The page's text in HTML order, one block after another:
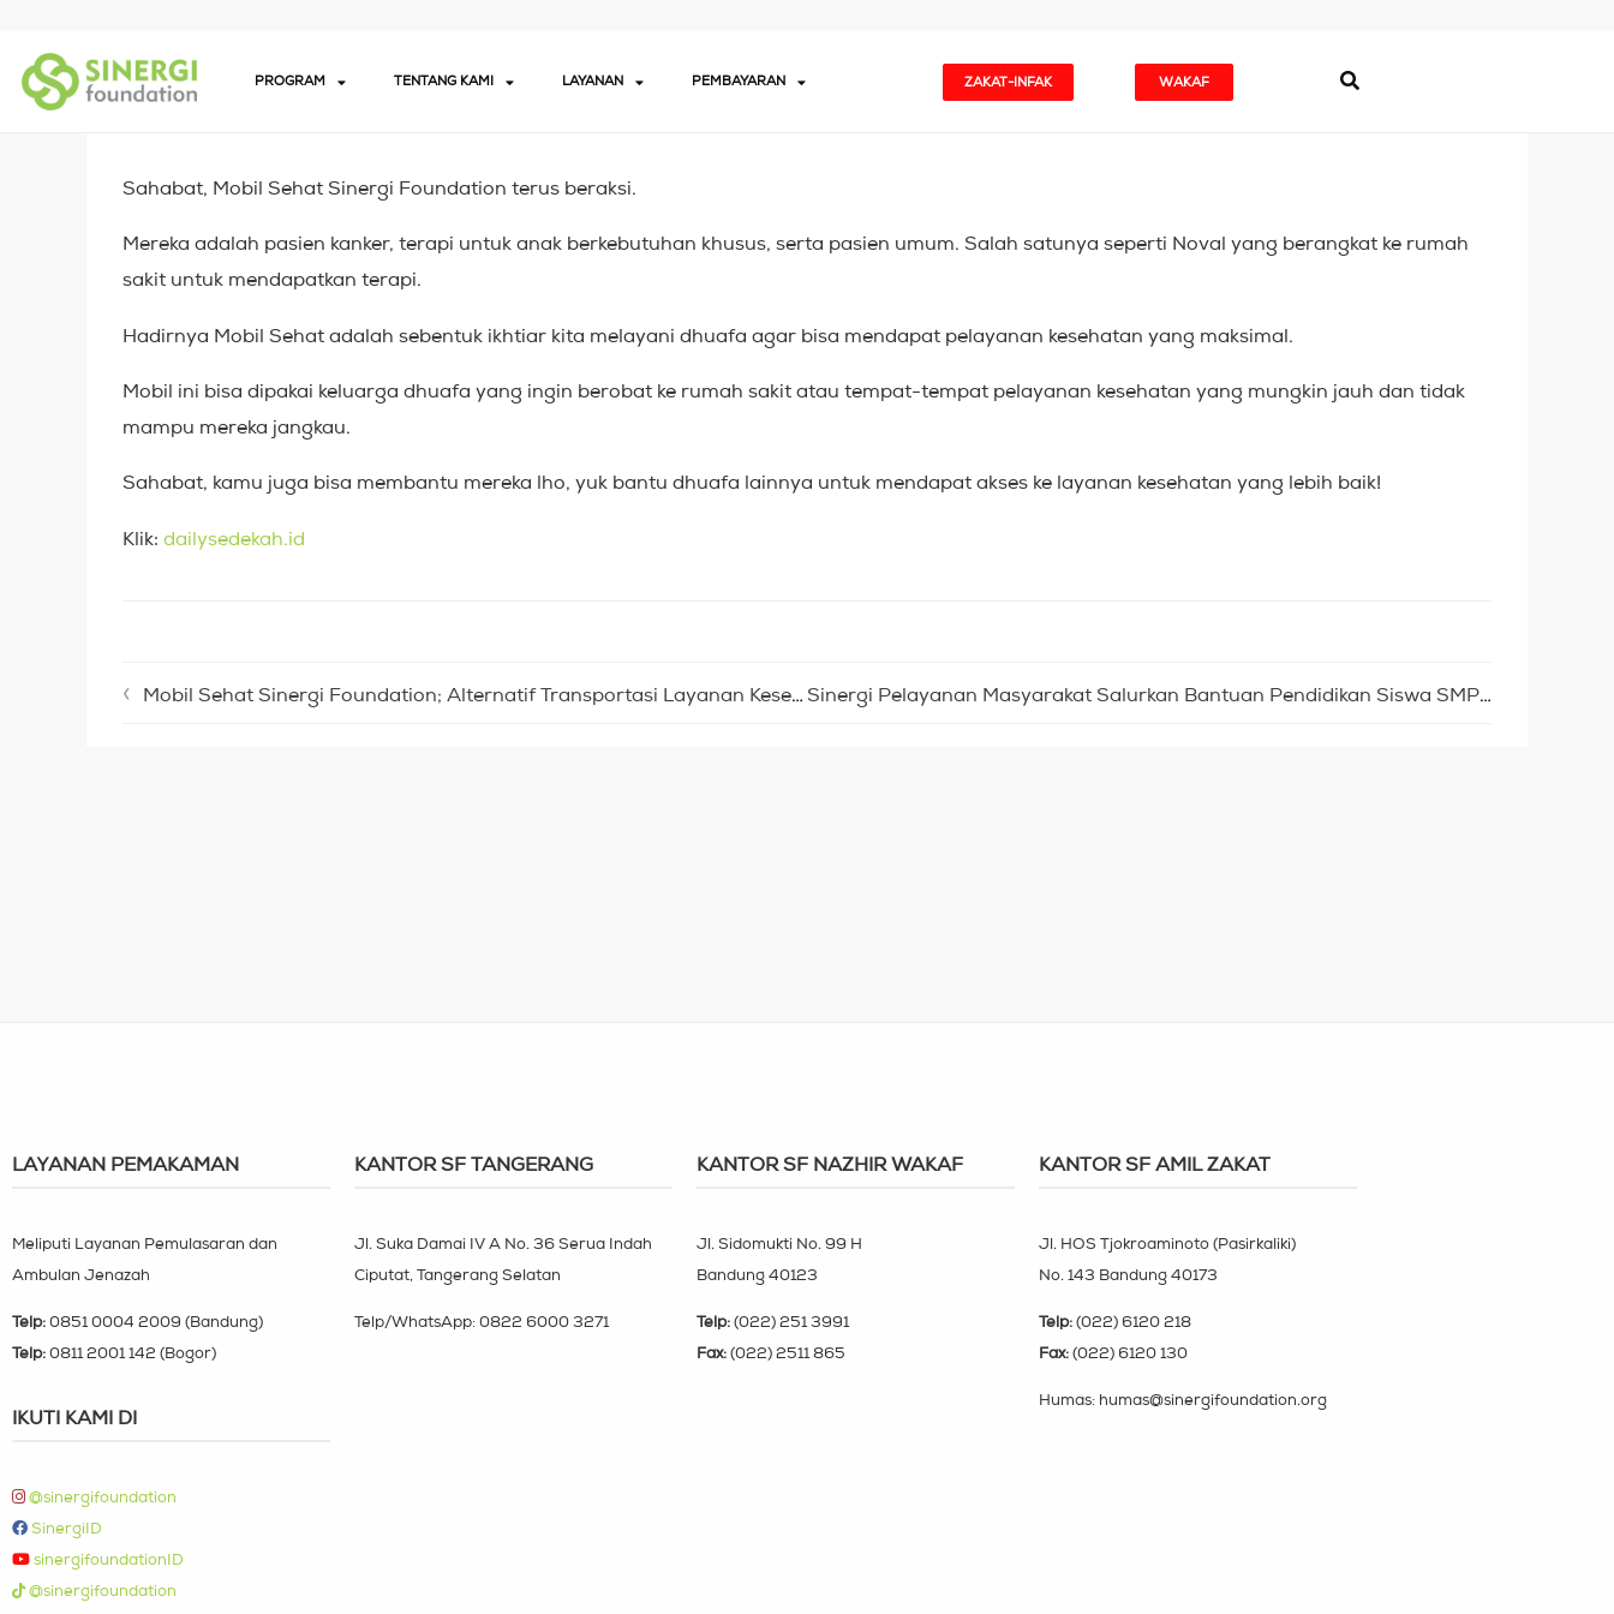
PROGRAM TENTANG KAMI LAYANAN PEMBAYARAN ZAKAT-INFAK WAKAF
Sahabat, Mobil Sehat Sinergi Foundation terus beraksi.
Mereka adalah pasien kanker, terapi untuk anak berkebutuhan khusus, serta pasien umum. Salah satunya seperti Noval yang berangkat ke rumah
sakit untuk mendapatkan terapi.
Hadirnya Mobil Sehat adalah sebentuk ikhtiar kita melayani dhuafa agar bisa mendapat pelayanan kesehatan yang maksimal.
Mobil ini bisa dipakai keluarga dhuafa yang ingin berobat ke rumah sakit atau tempat-tempat pelayanan kesehatan yang mungkin jauh dan tidak
mampu mereka jangkau.
Sahabat, kamu juga bisa membantu mereka lho, yuk bantu dhuafa lainnya untuk mendapat akses ke layanan kesehatan yang lebih baik!
Klik: dailysedekah.id
Mobil Sehat Sinergi Foundation; Alternatif Transportasi Layanan Kesehatan Kaum Dhuafa Sinergi Pelayanan Masyarakat Salurkan Bantuan Pendidikan Siswa SMP
LAYANAN PEMAKAMAN
Meliputi Layanan Pemulasaran dan
Ambulan Jenazah
Telp: 0851 0004 2009 (Bandung)
Telp: 0811 2001 142 (Bogor)
IKUTI KAMI DI
@sinergifoundation
SinergiID
sinergifoundationID
@sinergifoundation
KANTOR SF TANGERANG
Jl. Suka Damai IV A No. 36 Serua Indah
Ciputat, Tangerang Selatan
Telp/WhatsApp: 0822 6000 3271
KANTOR SF NAZHIR WAKAF
Jl. Sidomukti No. 99 H
Bandung 40123
Telp: (022) 251 3991
Fax: (022) 2511 865
KANTOR SF AMIL ZAKAT
Jl. HOS Tjokroaminoto (Pasirkaliki)
No. 143 Bandung 40173
Telp: (022) 6120 218
Fax: (022) 6120 130
Humas: humas@sinergifoundation.org